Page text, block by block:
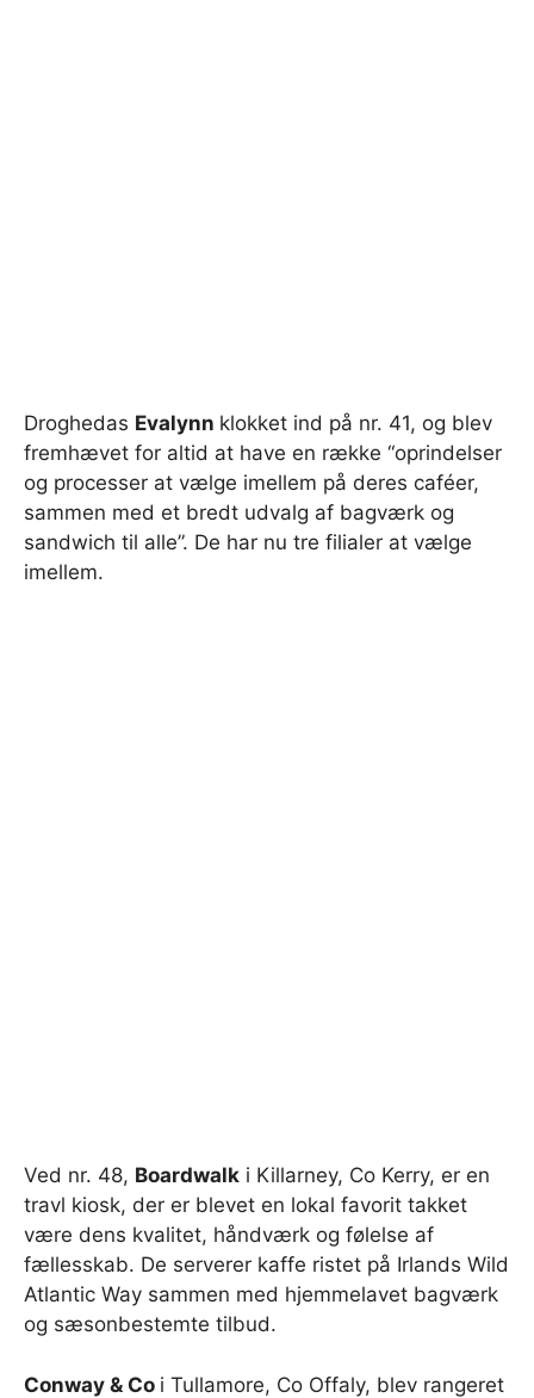
Droghedas Evalynn klokket ind på nr. 41, og blev
fremhævet for altid at have en række “oprindelser
og processer at vælge imellem på deres caféer,
sammen med et bredt udvalg af bagværk og
sandwich til alle”. De har nu tre filialer at vælge
imellem.
Ved nr. 48, Boardwalk i Killarney, Co Kerry, er en
travl kiosk, der er blevet en lokal favorit takket
være dens kvalitet, håndværk og følelse af
fællesskab. De serverer kaffe ristet på Irlands Wild
Atlantic Way sammen med hjemmelavet bagværk
og sæsonbestemte tilbud.
Conway & Co i Tullamore, Co Offaly, blev rangeret